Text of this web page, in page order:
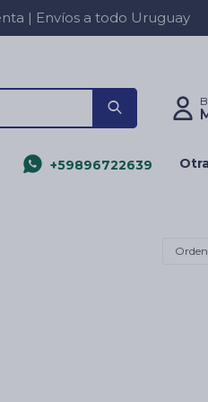
| Envíos a todo Uruguay
+59896722639